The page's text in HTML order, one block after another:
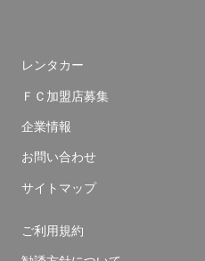
レンタカー
ＦＣ加盟店募集
企業情報
お問い合わせ
サイトマップ
ご利用規約